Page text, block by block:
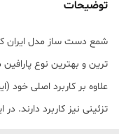
توضیحات
ترین و بهترین نوع
علاوه بر کاربرد اصلی خود
تزئینی نیز کاربرد دارند.